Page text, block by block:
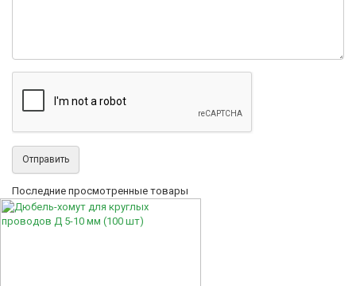
Отправить
Последние просмотренные товары